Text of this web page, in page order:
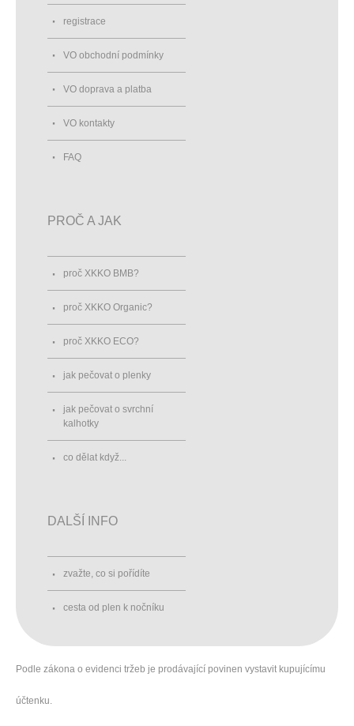
registrace
VO obchodní podmínky
VO doprava a platba
VO kontakty
FAQ
PROČ A JAK
proč XKKO BMB?
proč XKKO Organic?
proč XKKO ECO?
jak pečovat o plenky
jak pečovat o svrchní
kalhotky
co dělat když...
DALŠÍ INFO
zvažte, co si pořídíte
cesta od plen k nočníku
Podle zákona o evidenci tržeb je prodávající povinen vystavit kupujícímu
účtenku.